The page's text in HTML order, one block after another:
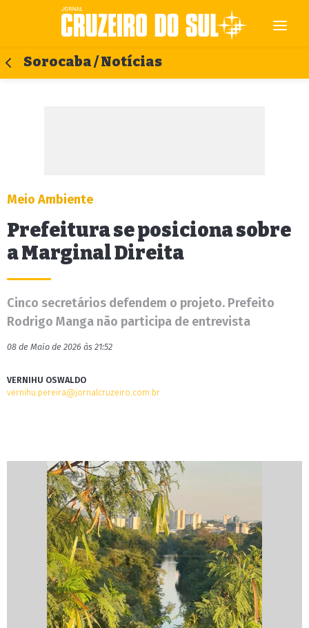
Sorocaba / Notícias
Meio Ambiente
Prefeitura se posiciona sobre
a Marginal Direita
Cinco secretários defendem o projeto. Prefeito
Rodrigo Manga não participa de entrevista
08 de Maio de 2026 às 21:52
VERNIHU OSWALDO
vernihu.pereira@jornalcruzeiro.com.br